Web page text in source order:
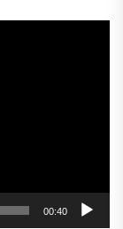
00:40